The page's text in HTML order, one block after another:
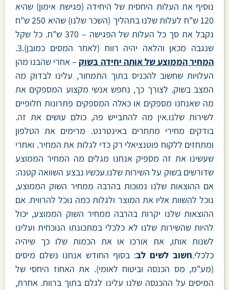
נוסיף את העלות היחסית של היחידה (פגישת אימון) שהיא
120 ש"ח לעלות שלנו בתהליך (השכר שלנו) שהיא 250 ש"ח
נקבל את סך כל העלות של הפגישה – 370 ש"ח. כל שקל
שנגבה מכאן והלאה יהיה רווח (לאחר המסים כמובן).3.
המחיר הממוצע של אותה יחידה בשוק– אחרי שהבנו מהן
העלויות שחשוב להכניס בתוך התמחור, עלינו לבדוק מה
המצב בשוק. לצורך כך, נחפש אנשי מקצוע המספקים את
מה שאנחנו מספקים או כאלה המספקים פתרונות חלופיים
לשירות שלנו.אין מה להתבייש פה, כולם עושים את זה.
בודקים מחירי מתחרים באינטרנט. מרימים את הטלפון
ומתחזים ללקוח פוטנציאלי רק כדי לגלות את המחיר. ואחרי
שעשינו את זה מספיק אנחנו מגלים מה המחיר הממוצע
שדורשים בשוק על השירות שלנו.עכשיו נבצע השוואה קטנה:
אם ההוצאות שלנו נמוכות בהרבה ממחיר השוק הממוצע,
נוכל להשוות אליו את המוצר ולגלות כמה נוכל להרוויח. אם
ההוצאות שלנו יקרות בהרבה ממחיר השוק הממוצע, יכול
להיות שהשירות שלנו לא כלכלי במתכונתו הנוכחית ועלינו
לשנות אותו, את אורכו או את הכמות שלו כך שיהיה
כלכלי.חשוב לשים לב: בסוף החודש אנחנו נשלם מיסים
(מע"מ, מס הכנסה וביטוח לאומי). את האחוז היחסי של
המיסים על ההכנסה שלנו עלינו לגלם בתוך ברווח. אחרת,